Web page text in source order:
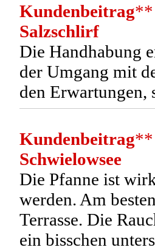
Kundenbeitrag**
Salzschlirf
Die Handhabung
der Umgang mit
den Erwartungen,
Kundenbeitrag**
Schwielowsee
Die Pfanne ist
werden. Am
Terrasse. Die
ein bisschen